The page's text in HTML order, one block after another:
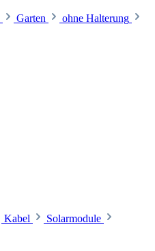
Garten
ohne Halterung
Kabel
Solarmodule